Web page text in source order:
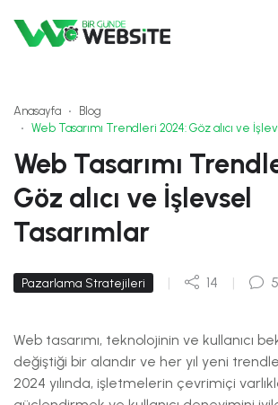
Anasayfa
Blog
Web Tasarımı Trendleri 2024: Göz alıcı ve
Web Tasarımı
Göz alıcı ve İşlevsel
Tasarımlar
Pazarlama Stratejileri | 14 | 5
Web tasarımı, teknolojinin ve kullanıcı
değiştiği bir alandır ve her yıl yeni
2024 yılında, işletmelerin çevrimiçi